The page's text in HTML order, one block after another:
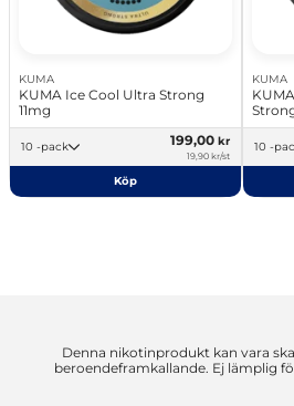
KUMA
KUMA Ice Cool Ultra Strong
11mg
10 -pack 199,00 kr
19,90 kr/st
Köp
KUMA
10 -
Denna nikotinprodukt kan vara
beroendeframkallande. Ej lämplig